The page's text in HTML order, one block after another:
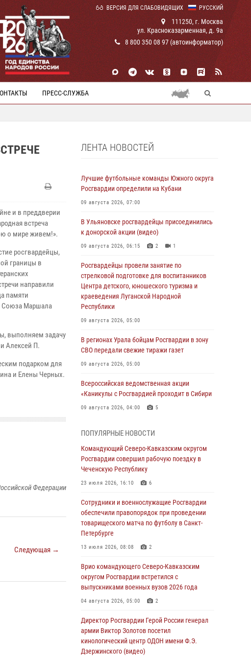
РУССКИЙ
ВЕРСИЯ ДЛЯ СЛАБОВИДЯЩИХ
111250, г. Москва
ул. Красноказарменная, д. 9а
8 800 350 08 97 (автоинформатор)
ПРЕСС-СЛУЖБА
и в преддверии
встреча
о мире живем!».
росгвардейцы,
границы в
направили
памяти
Союза Маршала
выполняем задачу
Алексей П.
подарком для
и Елены Черных.
Федерации
Следующая →
ЛЕНТА НОВОСТЕЙ
Лучшие футбольные команды Южного округа
Росгвардии определили на Кубани
09 августа 2026, 07:00
В Ульяновске росгвардейцы присоединились
к донорской акции (видео)
09 августа 2026, 06:15 2 1
Росгвардейцы провели занятие по
стрелковой подготовке для воспитанников
Центра детского, юношеского туризма и
краеведения Луганской Народной
Республики
09 августа 2026, 05:00
В регионах Урала бойцам Росгвардии в зону
СВО передали свежие тиражи газет
09 августа 2026, 05:00
Всероссийская ведомственная акции
«Каникулы с Росгвардией проходит в Сибири
09 августа 2026, 04:00 5
занятие для детей на Поклонной горе в
Москве (видео)
08 августа 2026, 14:10 3 1
В ЛНР росгвардейцы провели тренировку по
спортивной школы
08 августа 2026, 13:00 1
Сотрудники Росгвардии присоединились к
утренней разминке у стен музея истории
08 августа 2026, 09:29 2
В Северо-Западном округе Росгвардии
продолжаются мероприятия в честь юбилея
08 августа 2026, 09:03 1
Росгвардейцы в ЛНР совершенствуют
навыки тактической медицины с учетом
ПОПУЛЯРНЫЕ НОВОСТИ
Командующий Северо-Кавказским округом
Росгвардии совершил рабочую поездку в
Чеченскую Республику
23 июля 2026, 16:10 6
Сотрудники и военнослужащие Росгвардии
обеспечили правопорядок при проведении
товарищеского матча по футболу в Санкт-
Петербурге
13 июля 2026, 08:08 2
Врио командующего Северо-Кавказским
округом Росгвардии встретился с
выпускниками военных вузов 2026 года
04 августа 2026, 05:00 2
Директор Росгвардии Герой России генерал
армии Виктор Золотов посетил
кинологический центр ОДОН имени Ф.Э.
Дзержинского (видео)